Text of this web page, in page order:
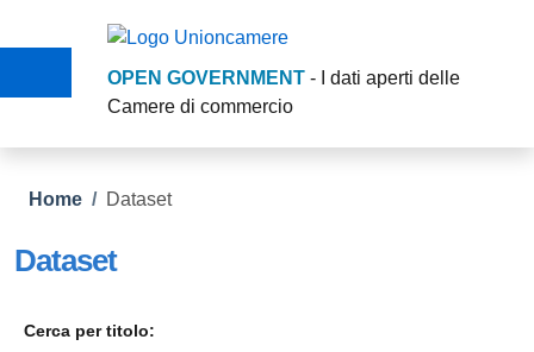
OPEN GOVERNMENT - I dati aperti delle
Camere di commercio
Briciole di pane
Home / Dataset
Dataset
Cerca per titolo: